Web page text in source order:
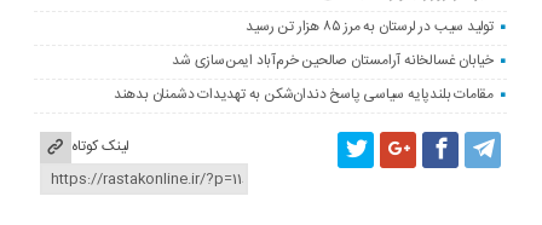
تولید سیب در لرستان به مرز ۸۵ هزار تن رسید
خیابان غسالخانه آرامستان صالحین خرم‌آباد ایمن‌سازی شد
مقامات بلندپایه سیاسی پاسخ دندان‌شکن به تهدیدات دشمنان بدهند
لینک کوتاه